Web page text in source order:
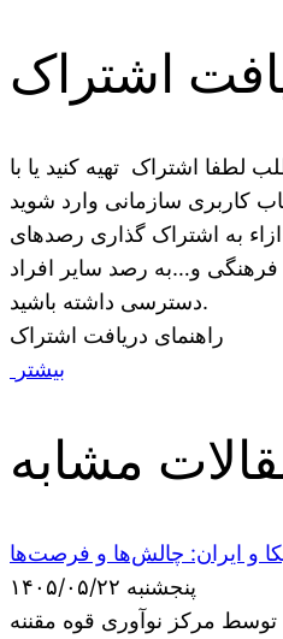
اشتراک
اشتراک تهیه کنید یا با
به اشتراک گذاری رصدهای
و…به رصد سایر افراد
دسترسی داشته باشید.
راهنمای دریافت اشتراک
بیشتر
مشابه
و ایران: چالش‌ها و فرصت‌ها
پنجشنبه ۱۴۰۵/۰۵/۲۲
توسط مرکز نوآوری قوه مقننه